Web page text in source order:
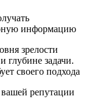
информацию
зрелости
глубине задачи.
своего подхода
репутации